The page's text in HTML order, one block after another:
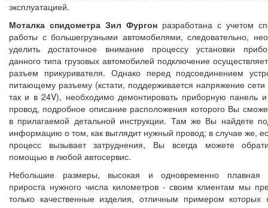
эксплуатацией.
Моталка спидометра Зил Фургон разработана с учетом
работы с большегрузными автомобилями, следовательно,
уделить достаточное внимание процессу установки
данного типа грузовых автомобилей подключение
разъем прикуривателя. Однако перед подсоединением
питающему разъему (кстати, поддерживается напряжение сети
так и в 24V), необходимо демонтировать приборную панель
провод, подробное описание расположения которого Вы
в прилагаемой детальной инструкции. Там же Вы найдете
информацию о том, как выглядит нужный провод; в случае же,
процесс вызывает затруднения, Вы всегда можете
помощью в любой автосервис.
Небольшие размеры, высокая и одновременно плавная
прироста нужного числа километров - своим клиентам мы
только качественные изделия, отличным примером которых